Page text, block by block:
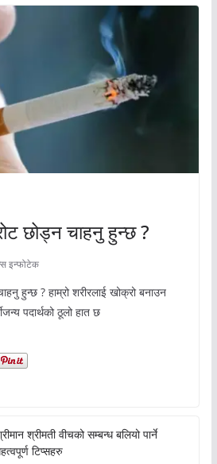
छोड्न चाहनु हुन्छ ?
इन्फोटेक
हुन्छ ? हाम्रो शरीरलाई खोक्रो बनाउन
पदार्थको ठूलो हात छ
श्रीमती वीचको सम्बन्ध बलियो पार्ने
टिप्सहरु